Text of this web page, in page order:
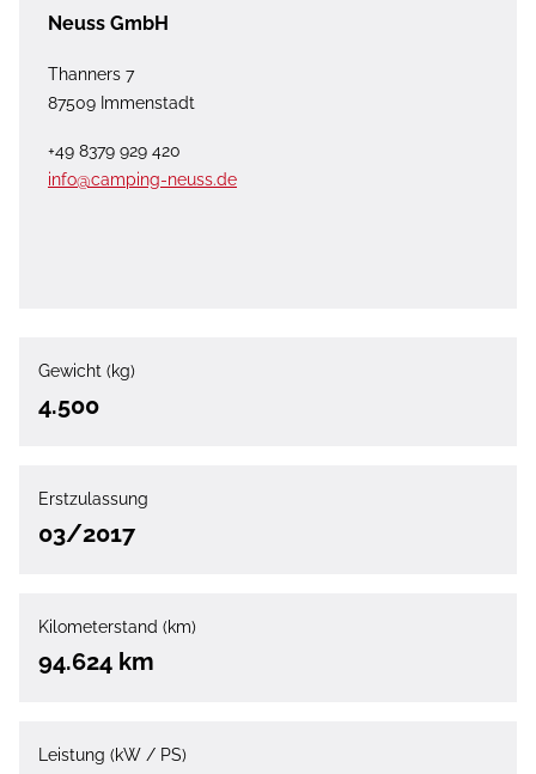
Neuss GmbH
Thanners 7
87509 Immenstadt
+49 8379 929 420
info@camping-neuss.de
Gewicht (kg)
4.500
Erstzulassung
03/2017
Kilometerstand (km)
94.624 km
Leistung (kW / PS)